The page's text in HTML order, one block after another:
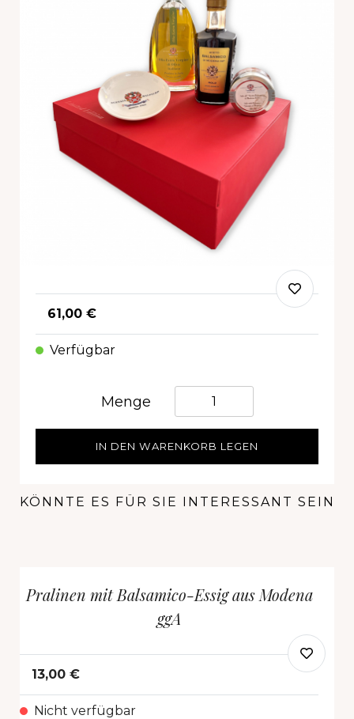
61,00 €
Verfügbar
Menge Quantità
IN DEN WARENKORB LEGEN
KÖNNTE ES FÜR SIE INTERESSANT SEIN
Pralinen mit Balsamico-Essig aus Modena
ggA
13,00 €
Nicht verfügbar